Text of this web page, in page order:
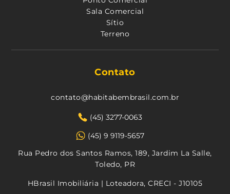
Sala Comercial
Sítio
Terreno
Contato
contato@habitabembrasil.com.br
(45) 3277-0063
(45) 9 9119-5657
Rua Pedro dos Santos Ramos, 189, Jardim La Salle,
Toledo, PR
HBrasil Imobiliária | Loteadora, CRECI - J10105